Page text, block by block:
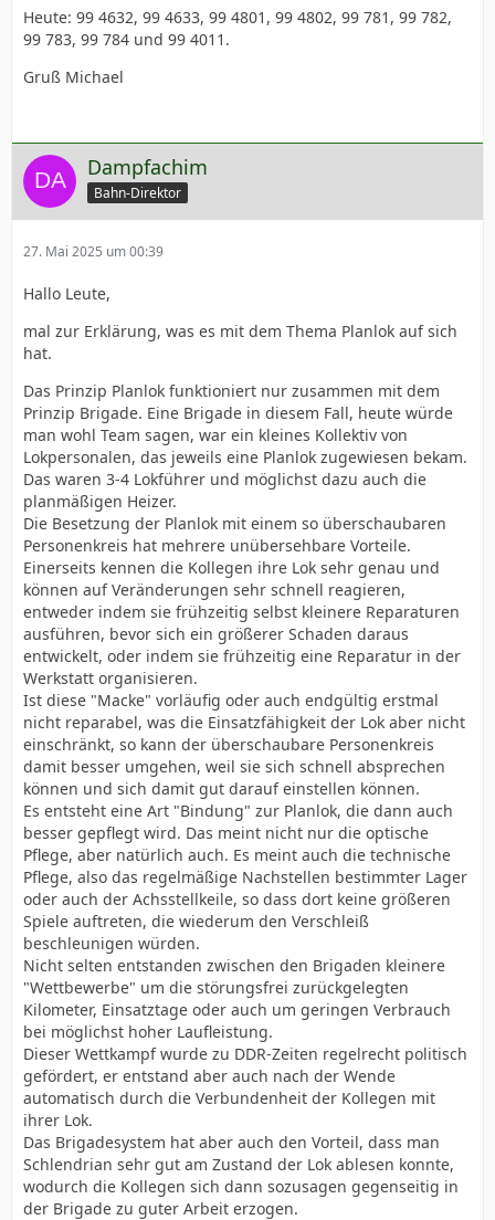
Heute: 99 4632, 99 4633, 99 4801, 99 4802, 99 781, 99 782,
99 783, 99 784 und 99 4011.
Gruß Michael
Dampfachim
Bahn-Direktor
27. Mai 2025 um 00:39
Hallo Leute,
mal zur Erklärung, was es mit dem Thema Planlok auf sich
hat.
Das Prinzip Planlok funktioniert nur zusammen mit dem
Prinzip Brigade. Eine Brigade in diesem Fall, heute würde
man wohl Team sagen, war ein kleines Kollektiv von
Lokpersonalen, das jeweils eine Planlok zugewiesen bekam.
Das waren 3-4 Lokführer und möglichst dazu auch die
planmäßigen Heizer.
Die Besetzung der Planlok mit einem so überschaubaren
Personenkreis hat mehrere unübersehbare Vorteile.
Einerseits kennen die Kollegen ihre Lok sehr genau und
können auf Veränderungen sehr schnell reagieren,
entweder indem sie frühzeitig selbst kleinere Reparaturen
ausführen, bevor sich ein größerer Schaden daraus
entwickelt, oder indem sie frühzeitig eine Reparatur in der
Werkstatt organisieren.
Ist diese "Macke" vorläufig oder auch endgültig erstmal
nicht reparabel, was die Einsatzfähigkeit der Lok aber nicht
einschränkt, so kann der überschaubare Personenkreis
damit besser umgehen, weil sie sich schnell absprechen
können und sich damit gut darauf einstellen können.
Es entsteht eine Art "Bindung" zur Planlok, die dann auch
besser gepflegt wird. Das meint nicht nur die optische
Pflege, aber natürlich auch. Es meint auch die technische
Pflege, also das regelmäßige Nachstellen bestimmter Lager
oder auch der Achsstellkeile, so dass dort keine größeren
Spiele auftreten, die wiederum den Verschleiß
beschleunigen würden.
Nicht selten entstanden zwischen den Brigaden kleinere
"Wettbewerbe" um die störungsfrei zurückgelegten
Kilometer, Einsatztage oder auch um geringen Verbrauch
bei möglichst hoher Laufleistung.
Dieser Wettkampf wurde zu DDR-Zeiten regelrecht politisch
gefördert, er entstand aber auch nach der Wende
automatisch durch die Verbundenheit der Kollegen mit
ihrer Lok.
Das Brigadesystem hat aber auch den Vorteil, dass man
Schlendrian sehr gut am Zustand der Lok ablesen konnte,
wodurch die Kollegen sich dann sozusagen gegenseitig in
der Brigade zu guter Arbeit erzogen.